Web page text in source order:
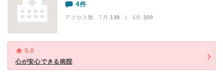
4件
アクセス数 7月:139 | 6月:100
5.0
心が安心できる病院